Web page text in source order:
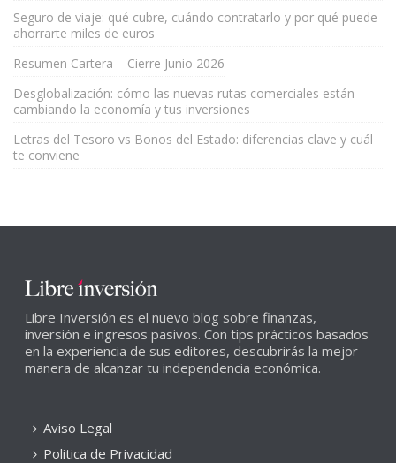
Seguro de viaje: qué cubre, cuándo contratarlo y por qué puede
ahorrarte miles de euros
Resumen Cartera – Cierre Junio 2026
Desglobalización: cómo las nuevas rutas comerciales están
cambiando la economía y tus inversiones
Letras del Tesoro vs Bonos del Estado: diferencias clave y cuál
te conviene
Libre Inversión es el nuevo blog sobre finanzas,
inversión e ingresos pasivos. Con tips prácticos basados
en la experiencia de sus editores, descubrirás la mejor
manera de alcanzar tu independencia económica.
Aviso Legal
Politica de Privacidad